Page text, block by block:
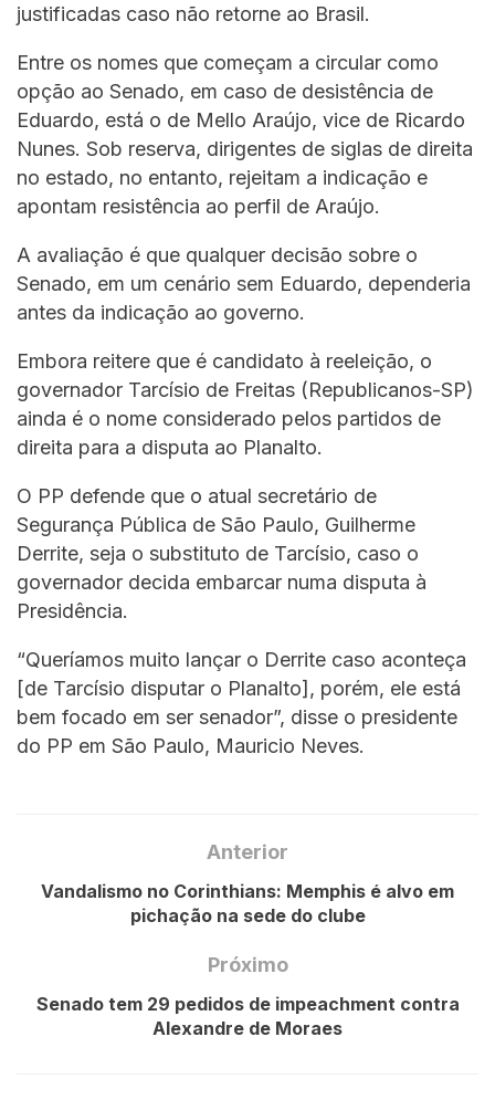
justificadas caso não retorne ao Brasil.
Entre os nomes que começam a circular como
opção ao Senado, em caso de desistência de
Eduardo, está o de Mello Araújo, vice de Ricardo
Nunes. Sob reserva, dirigentes de siglas de direita
no estado, no entanto, rejeitam a indicação e
apontam resistência ao perfil de Araújo.
A avaliação é que qualquer decisão sobre o
Senado, em um cenário sem Eduardo, dependeria
antes da indicação ao governo.
Embora reitere que é candidato à reeleição, o
governador Tarcísio de Freitas (Republicanos-SP)
ainda é o nome considerado pelos partidos de
direita para a disputa ao Planalto.
O PP defende que o atual secretário de
Segurança Pública de São Paulo, Guilherme
Derrite, seja o substituto de Tarcísio, caso o
governador decida embarcar numa disputa à
Presidência.
“Queríamos muito lançar o Derrite caso aconteça
[de Tarcísio disputar o Planalto], porém, ele está
bem focado em ser senador”, disse o presidente
do PP em São Paulo, Mauricio Neves.
Anterior
Vandalismo no Corinthians: Memphis é alvo em
pichação na sede do clube
Próximo
Senado tem 29 pedidos de impeachment contra
Alexandre de Moraes